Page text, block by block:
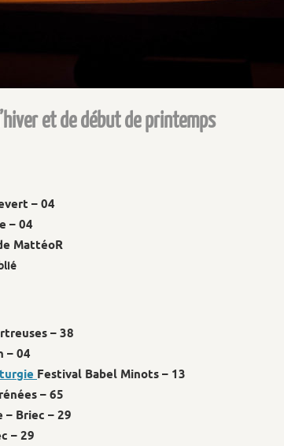
et de début de printemps
– 04
– 04
MattéoR
– 38
– 04
Festival Babel Minots – 13
– 65
Briec – 29
– 29